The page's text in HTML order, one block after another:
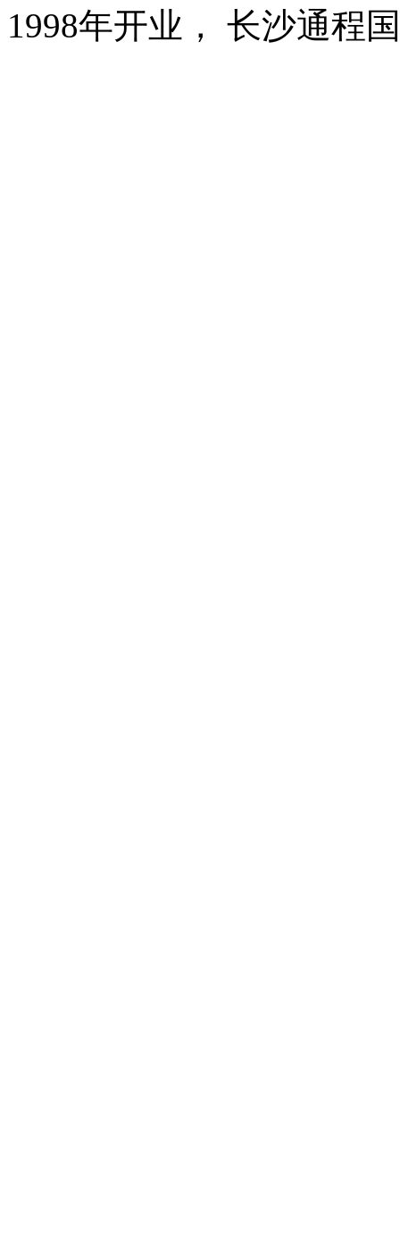
1998年开业， 长沙通